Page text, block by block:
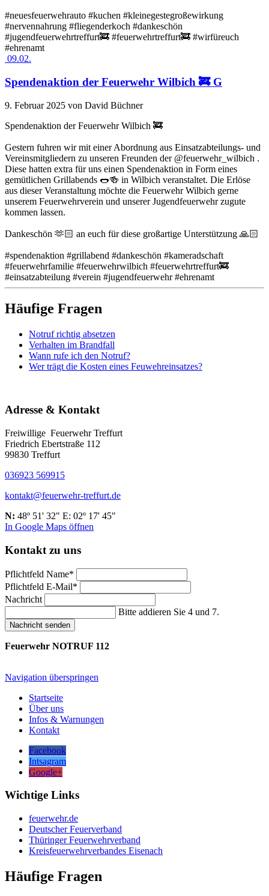
#neuesfeuerwehrauto #kuchen #kleinegestegroßewirkung
#nervennahrung #fliegenderkoch #dankeschön
#jugendfeuerwehrtreffurt🚒 #feuerwehrtreffurt🚒 #wirfüreuch
#ehrenamt
09.02.
Spendenaktion der Feuerwehr Wilbich 🚒 G
9. Februar 2025 von David Büchner
Spendenaktion der Feuerwehr Wilbich 🚒
Gestern fuhren wir mit einer Abordnung aus Einsatzabteilungs- und
Vereinsmitgliedern zu unseren Freunden der @feuerwehr_wilbich .
Diese hatten extra für uns einen Spendenaktion in Form eines
gemütlichen Grillabends 🌭🍻 in Wilbich veranstaltet. Die Erlöse
aus dieser Veranstaltung möchte die Feuerwehr Wilbich gerne
unserem Feuerwehrverein und unserer Jugendfeuerwehr zugute
kommen lassen.
Dankeschön 🫶🏻 an euch für diese großartige Unterstützung 🙏🏻
#spendenaktion #grillabend #dankeschön #kameradschaft
#feuerwehrfamilie #feuerwehrwilbich #feuerwehrtreffurt🚒
#einsatzabteilung #verein #jugendfeuerwehr #ehrenamt
Häufige Fragen
Notruf richtig absetzen
Verhalten im Brandfall
Wann rufe ich den Notruf?
Wer trägt die Kosten eines Feuwehreinsatzes?
Adresse & Kontakt
Freiwillige Feuerwehr Treffurt
Friedrich Ebertstraße 112
99830 Treffurt
036923 569915
kontakt@feuerwehr-treffurt.de
N: 48º 51' 32" E: 02º 17' 45"
In Google Maps öffnen
Kontakt zu uns
Pflichtfeld Name*
Pflichtfeld E-Mail*
Nachricht
Bitte addieren Sie 4 und 7.
Nachricht senden
Feuerwehr NOTRUF 112
Navigation überspringen
Startseite
Über uns
Infos & Warnungen
Kontakt
Facebook
Intsagram
Google+
Wichtige Links
feuerwehr.de
Deutscher Feuerverband
Thüringer Feuerwehrverband
Kreisfeuerwehrverbandes Eisenach
Häufige Fragen